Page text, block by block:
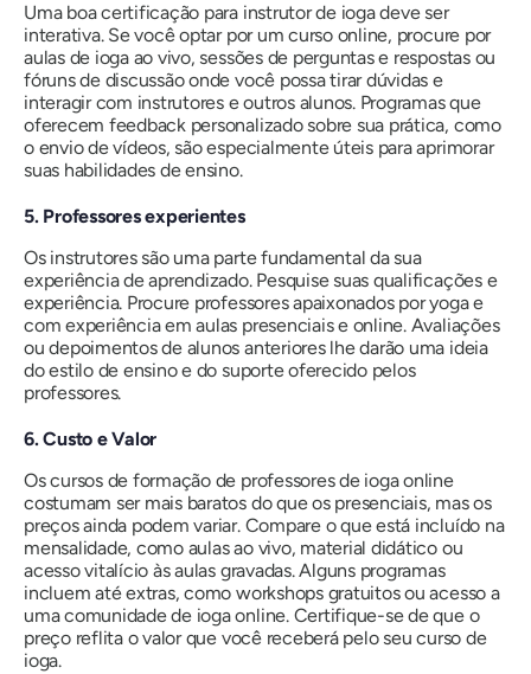
Uma boa certificação para instrutor de ioga deve ser
interativa. Se você optar por um curso online, procure por
aulas de ioga ao vivo, sessões de perguntas e respostas ou
fóruns de discussão onde você possa tirar dúvidas e
interagir com instrutores e outros alunos. Programas que
oferecem feedback personalizado sobre sua prática, como
o envio de vídeos, são especialmente úteis para aprimorar
suas habilidades de ensino.
5. Professores experientes
Os instrutores são uma parte fundamental da sua
experiência de aprendizado. Pesquise suas qualificações e
experiência. Procure professores apaixonados por yoga e
com experiência em aulas presenciais e online. Avaliações
ou depoimentos de alunos anteriores lhe darão uma ideia
do estilo de ensino e do suporte oferecido pelos
professores.
6. Custo e Valor
Os cursos de formação de professores de ioga online
costumam ser mais baratos do que os presenciais, mas os
preços ainda podem variar. Compare o que está incluído na
mensalidade, como aulas ao vivo, material didático ou
acesso vitalício às aulas gravadas. Alguns programas
incluem até extras, como workshops gratuitos ou acesso a
uma comunidade de ioga online. Certifique-se de que o
preço reflita o valor que você receberá pelo seu curso de
ioga.